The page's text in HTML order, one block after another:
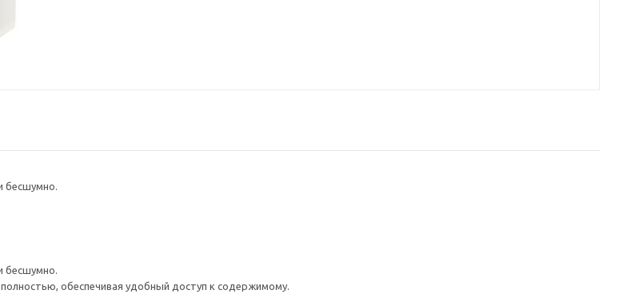
бесшумно.
бесшумно.
обеспечивая удобный доступ к содержимому.